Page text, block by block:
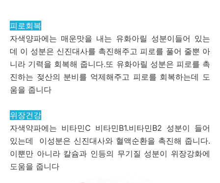
피로회복
자색양파에는 매운맛을 내는 유화아릴 성분이들어 있는
데 이 성분은 신진대사를 촉진해주고 피로를 풀어 줄뿐 아
니라 기력을 회복해 줍니다.또 유화아릴 성분은 피로를 촉
진하는 젖산의 분비를 억제해주고 피로를 회복하는데 도
움을 줍니다
위장건강
자색약파에는 비타민C 비타민B1.비타민B2 성분이 들어
있는데 이성분은 신진대사와 혈액순환을 촉진해 줍니다.
이뿐만 아니라 칼슘과 인등의 무기질 성분이 위장강화에
도움을 줍니다